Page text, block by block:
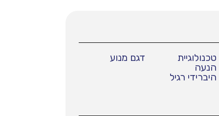
טכנולוגיית
הנעה
היברידי רגיל
דגם מנוע